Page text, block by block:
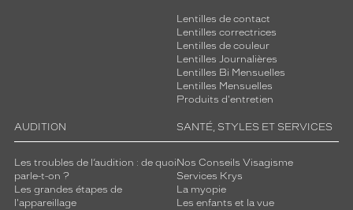
Lentilles de contact
Lentilles correctrices
Lentilles de couleur
Lentilles Journalières
Lentilles Bi Mensuelles
Lentilles Mensuelles
Produits d'entretien
AUDITION
Les troubles de l’audition : de quoi
parle-t-on ?
Les grandes étapes de
l'appareillage
SANTÉ, STYLES ET SERVICES
Nos Conseils Visagisme
Services Krys
La myopie
Les enfants et la vue